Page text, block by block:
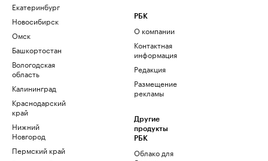
Екатеринбург
Новосибирск
Омск
Башкортостан
Вологодская
область
Калининград
Краснодарский
край
Нижний
Новгород
Пермский край
РБК
О компании
Контактная
информация
Редакция
Размещение
рекламы
Другие
продукты
РБК
Облако для